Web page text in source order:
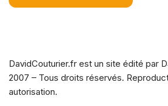
DavidCouturier.fr est un site édité par
2007 – Tous droits réservés.
autorisation.